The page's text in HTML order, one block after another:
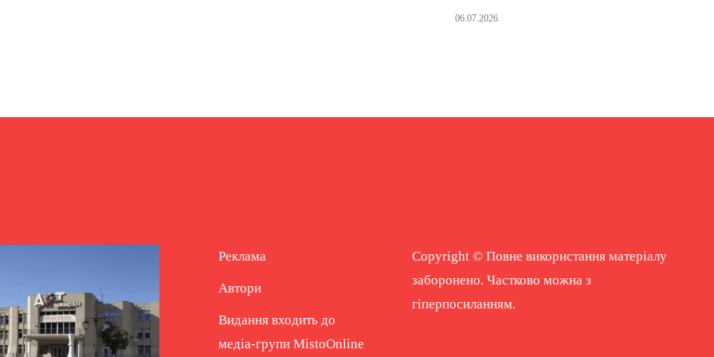
06.07.2026
Реклама
Автори
Видання входить до
медіа-групи MistoOnline
Copyright © Повне використання матеріалу
заборонено. Частково можна з
гіперпосиланням.